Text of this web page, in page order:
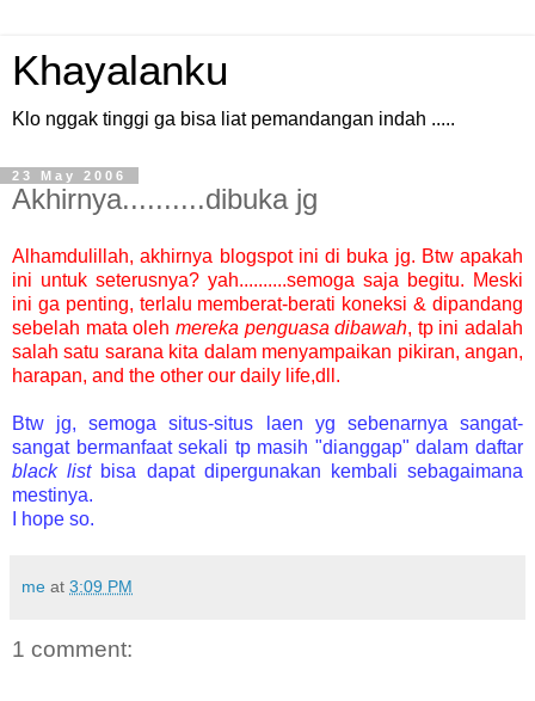
Khayalanku
Klo nggak tinggi ga bisa liat pemandangan indah .....
23 May 2006
Akhirnya..........dibuka jg
Alhamdulillah, akhirnya blogspot ini di buka jg. Btw apakah
ini untuk seterusnya? yah..........semoga saja begitu. Meski
ini ga penting, terlalu memberat-berati koneksi & dipandang
sebelah mata oleh mereka penguasa dibawah, tp ini adalah
salah satu sarana kita dalam menyampaikan pikiran, angan,
harapan, and the other our daily life,dll.
Btw jg, semoga situs-situs laen yg sebenarnya sangat-
sangat bermanfaat sekali tp masih "dianggap" dalam daftar
black listbisa dapat dipergunakan kembali sebagaimana
mestinya.
I hope so.
me at 3:09 PM
1 comment: